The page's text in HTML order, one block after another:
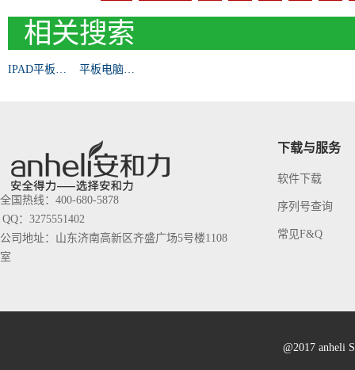
相关搜索
IPAD平板电脑充电柜 平板电脑充电柜
全国热线：400-680-5878
QQ：3275551402
公司地址：山东济南高新区齐盛广场5号楼1108
室
下载与服务
软件下载
序列号查询
常见F&Q
@2017 anheli